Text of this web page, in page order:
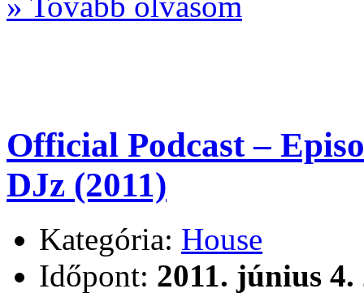
Official Podcast –
DJz (2011)
Kategória: House
Időpont: 2011. június 4.